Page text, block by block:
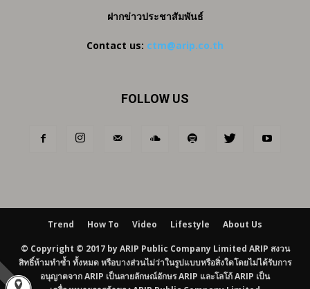
ฝากข่าวประชาสัมพันธ์
Contact us: ctm@arip.co.th
FOLLOW US
Trend How To Video Lifestyle About Us
© Copyright © 2017 by ARIP Public Company Limited ARIP สงวน
สิทธิ์ห้ามทำซ้ำ ทั้งหมด หรือบางส่วนไม่ว่าในรูปแบบหรือสิ่งใดโดยไม่ได้รับการ
อนุญาตจาก ARIP เป็นลายลักษณ์อักษร ARIP และโลโก้ ARIP เป็น